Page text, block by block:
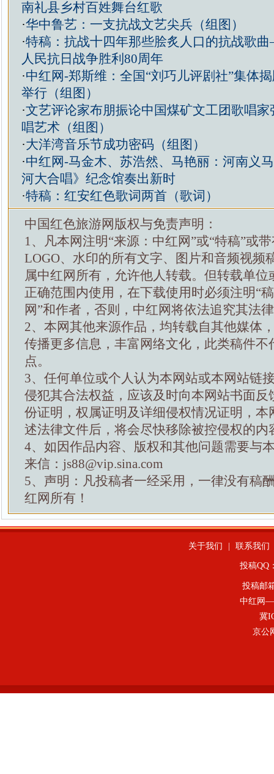
南礼县乡村百姓舞台红歌
·华中鲁艺：一支抗战文艺尖兵（组图）
·特稿：抗战十四年那些脍炙人口的抗战歌
人民抗日战争胜利80周年
·中红网-郑斯维：全国“刘巧儿评剧社”集体
举行（组图）
·文艺评论家布朋振论中国煤矿文工团歌唱家
唱艺术（组图）
·大洋湾音乐节成功密码（组图）
·中红网-马金木、苏浩然、马艳丽：河南义
河大合唱》纪念馆奏出新时
·特稿：红安红色歌词两首（歌词）
中国红色旅游网版权与免责声明：
1、凡本网注明“来源：中红网”或“特稿”或
LOGO、水印的所有文字、图片和音频视频
属中红网所有，允许他人转载。但转载单位
正确范围内使用，在下载使用时必须注明“
网”和作者，否则，中红网将依法追究其法
2、本网其他来源作品，均转载自其他媒体
传播更多信息，丰富网络文化，此类稿件不
点。
3、任何单位或个人认为本网站或本网站链
侵犯其合法权益，应该及时向本网站书面反
份证明，权属证明及详细侵权情况证明，本
述法律文件后，将会尽快移除被控侵权的内
4、如因作品内容、版权和其他问题需要与
来信：js88@vip.sina.com
5、声明：凡投稿者一经采用，一律没有稿
红网所有！
关于我们 联系我们
投稿QQ
投稿邮
中红网—
冀
京公